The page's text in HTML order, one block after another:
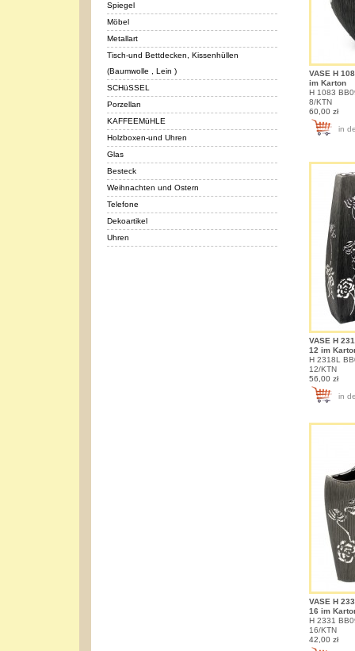
Spiegel
Möbel
Metallart
Tisch-und Bettdecken, Kissenhüllen
(Baumwolle , Lein )
SCHüSSEL
Porzellan
KAFFEEMüHLE
Holzboxen-und Uhren
Glas
Besteck
Weihnachten und Ostern
Telefone
Dekoartikel
Uhren
VASE H
im Karton
H 1083
8/KTN
60,00 zł
in
VASE H
12 im
H 2318L
12/KTN
56,00 zł
in
VASE H
16 im
H 2331
16/KTN
42,00 zł